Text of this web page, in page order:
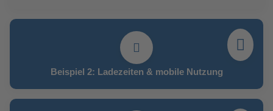
Beispiel 2: Ladezeiten & mobile Nutzung